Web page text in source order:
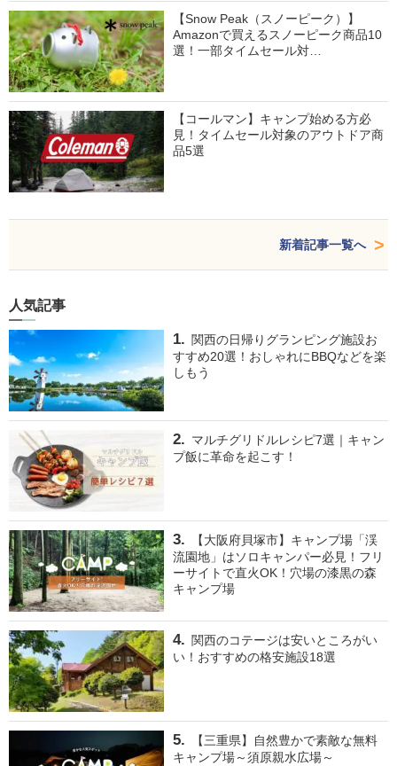
【Snow Peak（スノーピーク）】
Amazonで買えるスノーピーク商品10
選！一部タイムセール対…
【コールマン】キャンプ始める方必
見！タイムセール対象のアウトドア商
品5選
新着記事一覧へ
人気記事
関西の日帰りグランピング施設お
すすめ20選！おしゃれにBBQなどを楽
しもう
マルチグリドルレシピ7選｜キャン
プ飯に革命を起こす！
【大阪府貝塚市】キャンプ場「渓
流園地」はソロキャンパー必見！フリ
ーサイトで直火OK！穴場の漆黒の森
キャンプ場
関西のコテージは安いところがい
い！おすすめの格安施設18選
【三重県】自然豊かで素敵な無料
キャンプ場～須原親水広場～